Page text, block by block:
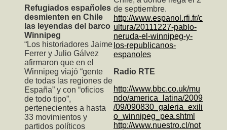
Refugiados españoles
desmienten en Chile
las leyendas del barco
Winnipeg
“Los historiadores Jaime
Ferrer y Julio Gálvez
afirmaron que en el
Winnipeg viajó “gente
de todas las regiones de
España” y con “oficios
de todo tipo”,
pertenecientes a hasta
33 movimientos y
partidos políticos
de septiembre.
http://www.espanol.rfi.fr/c
ultura/20111227-pablo-
neruda-el-winnipeg-y-
los-republicanos-
espanoles
Radio RTE
http://www.bbc.co.uk/mu
ndo/america_latina/2009
/09/090830_galeria_exili
o_winnipeg_pea.shtml
http://www.nuestro.cl/not